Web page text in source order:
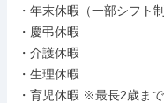
・年末休暇（一部シフト制
・慶弔休暇
・介護休暇
・生理休暇
・育児休暇 ※最長2歳まで